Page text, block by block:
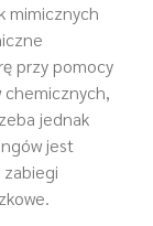
mimicznych
przy pomocy
chemicznych,
jednak
jest